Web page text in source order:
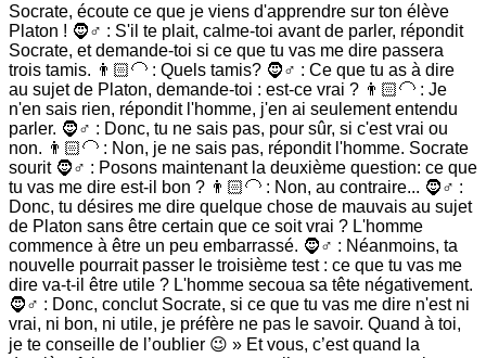
Socrate, écoute ce que je viens d'apprendre sur ton élève
Platon ! 🧔♂️ : S'il te plait, calme-toi avant de parler, répondit
Socrate, et demande-toi si ce que tu vas me dire passera
trois tamis. 👨🏻🦲 : Quels tamis? 🧔♂️ : Ce que tu as à dire
au sujet de Platon, demande-toi : est-ce vrai ? 👨🏻🦲 : Je
n'en sais rien, répondit l'homme, j'en ai seulement entendu
parler. 🧔♂️ : Donc, tu ne sais pas, pour sûr, si c'est vrai ou
non. 👨🏻🦲 : Non, je ne sais pas, répondit l'homme. Socrate
sourit 🧔♂️ : Posons maintenant la deuxième question: ce que
tu vas me dire est-il bon ? 👨🏻🦲 : Non, au contraire... 🧔♂️ :
Donc, tu désires me dire quelque chose de mauvais au sujet
de Platon sans être certain que ce soit vrai ? L'homme
commence à être un peu embarrassé. 🧔♂️ : Néanmoins, ta
nouvelle pourrait passer le troisième test : ce que tu vas me
dire va-t-il être utile ? L'homme secoua sa tête négativement.
🧔♂️ : Donc, conclut Socrate, si ce que tu vas me dire n'est ni
vrai, ni bon, ni utile, je préfère ne pas le savoir. Quand à toi,
je te conseille de l’oublier 😉 » Et vous, c’est quand la